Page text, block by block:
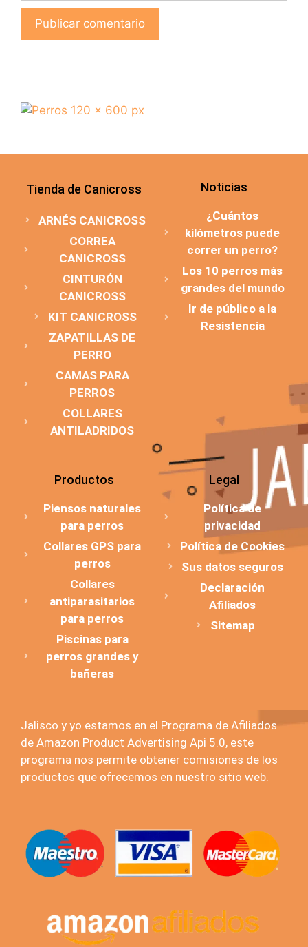
Tienda de Canicross
ARNÉS CANICROSS
CORREA
CANICROSS
CINTURÓN
CANICROSS
KIT CANICROSS
ZAPATILLAS DE
PERRO
CAMAS PARA
PERROS
COLLARES
ANTILADRIDOS
Noticias
¿Cuántos
kilómetros puede
correr un perro?
Los 10 perros más
grandes del mundo
Ir de público a la
Resistencia
Productos
Piensos naturales
para perros
Collares GPS para
perros
Collares
antiparasitarios
para perros
Piscinas para
perros grandes y
bañeras
Legal
Política de
privacidad
Política de Cookies
Sus datos seguros
Declaración
Afiliados
Sitemap
Jalisco y yo estamos en el Programa de Afiliados
de Amazon Product Advertising Api 5.0, este
programa nos permite obtener comisiones de los
productos que ofrecemos en nuestro sitio web.